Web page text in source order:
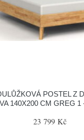
POSTEL Z
140X200 CM GREG 1
23 799 Kč